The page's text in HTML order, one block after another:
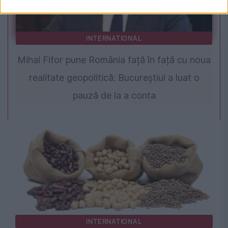
INTERNATIONAL
Mihai Fifor pune România față în față cu noua
realitate geopolitică: Bucureștiul a luat o
pauză de la a conta
INTERNATIONAL